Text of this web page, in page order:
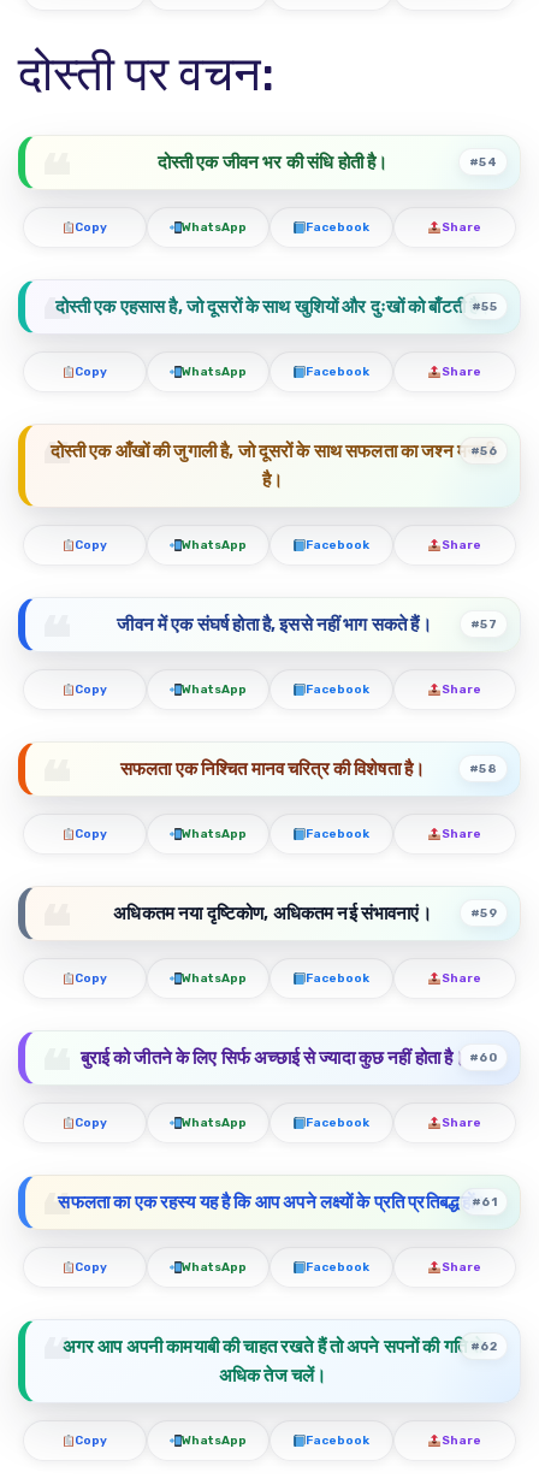
दोस्ती पर वचन:
दोस्ती एक जीवन भर की संधि होती है। #54
Copy WhatsApp Facebook Share
दोस्ती एक एहसास है, जो दूसरों के साथ खुशियों और दुःखों को बाँटती है।
#55
Copy WhatsApp Facebook Share
दोस्ती एक आँखों की जुगाली है, जो दूसरों के साथ सफलता का जश्न मनाती
है।
#56
Copy WhatsApp Facebook Share
जीवन में एक संघर्ष होता है, इससे नहीं भाग सकते हैं। #57
Copy WhatsApp Facebook Share
सफलता एक निश्चित मानव चरित्र की विशेषता है। #58
Copy WhatsApp Facebook Share
अधिकतम नया दृष्टिकोण, अधिकतम नई संभावनाएं। #59
Copy WhatsApp Facebook Share
बुराई को जीतने के लिए सिर्फ अच्छाई से ज्यादा कुछ नहीं होता है। #60
Copy WhatsApp Facebook Share
सफलता का एक रहस्य यह है कि आप अपने लक्ष्यों के प्रति प्रतिबद्ध हों।#61
Copy WhatsApp Facebook Share
अगर आप अपनी कामयाबी की चाहत रखते हैं तो अपने सपनों की गति से
अधिक तेज चलें।
#62
Copy WhatsApp Facebook Share